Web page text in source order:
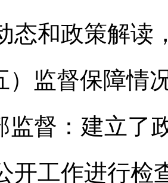
态和政策解读
）监督保障情
监督：建立了
开工作进行检